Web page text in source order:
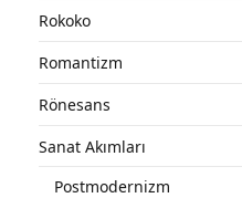
Rokoko
Romantizm
Rönesans
Sanat Akımları
Postmodernizm